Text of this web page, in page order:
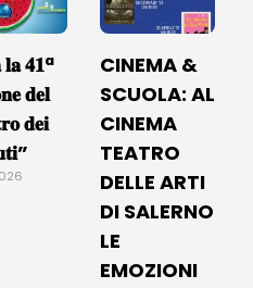
𝟒𝟏ª
𝐝𝐞𝐥
𝐝𝐞𝐢
CINEMA &
SCUOLA: AL
CINEMA
TEATRO
DELLE ARTI
DI SALERNO
LE
EMOZIONI